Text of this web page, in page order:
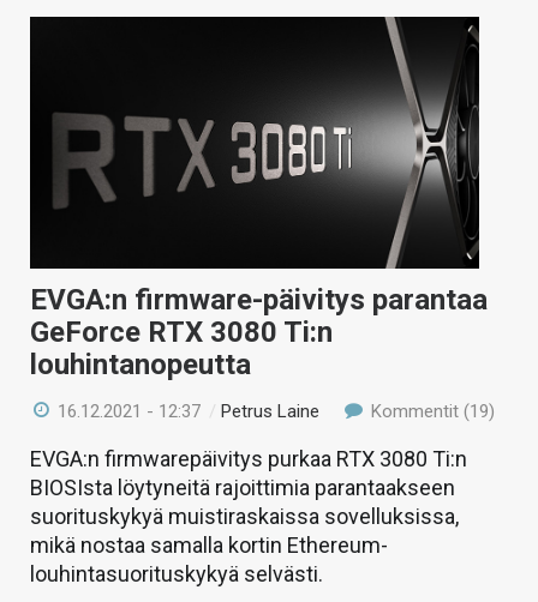
EVGA:n firmware-päivitys parantaa
GeForce RTX 3080 Ti:n
louhintanopeutta
16.12.2021 - 12:37 /Petrus Laine Kommentit (19)
EVGA:n firmwarepäivitys purkaa RTX 3080 Ti:n
BIOSIsta löytyneitä rajoittimia parantaakseen
suorituskykyä muistiraskaissa sovelluksissa,
mikä nostaa samalla kortin Ethereum-
louhintasuorituskykyä selvästi.